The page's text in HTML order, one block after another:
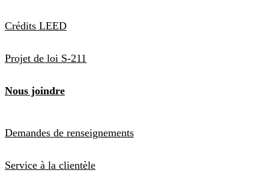
Crédits LEED
Projet de loi S-211
Nous joindre
Demandes de renseignements
Service à la clientèle